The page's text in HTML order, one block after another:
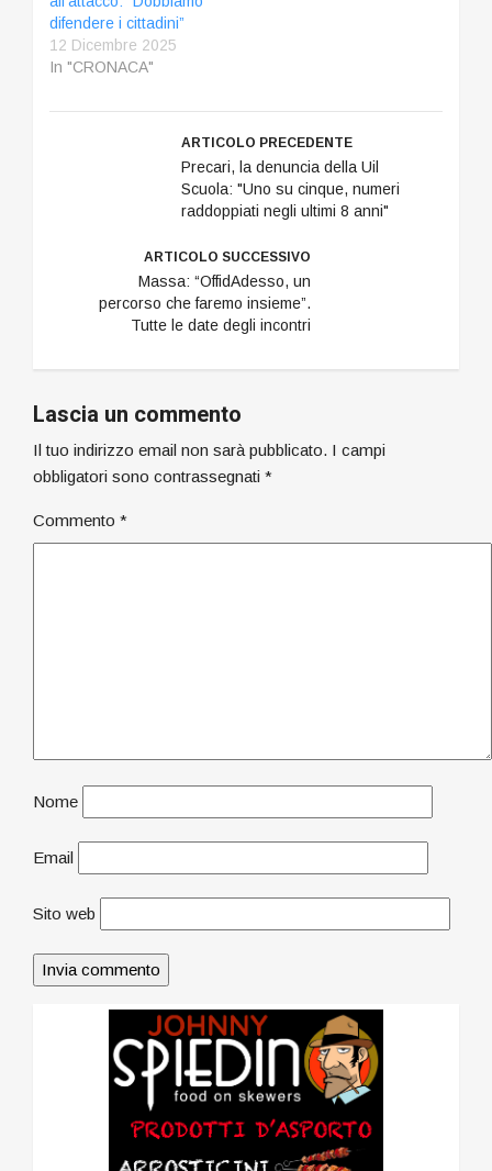
difendere i cittadini”
12 Dicembre 2025
In "CRONACA"
ARTICOLO PRECEDENTE
Precari, la denuncia della Uil
Scuola: "Uno su cinque, numeri
raddoppiati negli ultimi 8 anni"
ARTICOLO SUCCESSIVO
Massa: “OffidAdesso, un
percorso che faremo insieme”.
Tutte le date degli incontri
Lascia un commento
Il tuo indirizzo email non sarà pubblicato. I campi
obbligatori sono contrassegnati *
Commento *
Nome
Email
Sito web